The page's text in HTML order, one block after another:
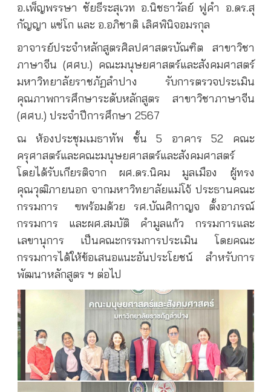
อ.เพ็ญพรรษา ชัยธีระสุเวท อ.นิชธาวัลย์ ฟูคำ อ.ดร.สุ
กัญญา แซ่โก และ อ.อภิชาติ เลิศพินิจอมรกุล
อาจารย์ประจำหลักสูตรศิลปศาสตรบัณฑิต สาขาวิชา
ภาษาจีน (ศศบ.) คณะมนุษยศาสตร์และสังคมศาสตร์
มหาวิทยาลัยราชภัฏลำปาง รับการตรวจประเมิน
คุณภาพการศึกษาระดับหลักสูตร สาขาวิชาภาษาจีน
(ศศบ.) ประจำปีการศึกษา 2567
ณ ห้องประชุมเมธาทัพ ชั้น 5 อาคาร 52 คณะ
ครุศาสตร์และคณะมนุษยศาสตร์และสังคมศาสตร์
โดยได้รับเกียรติจาก ผศ.ดร.นิคม มูลเมือง ผู้ทรง
คุณวุฒิภายนอก จากมหาวิทยาลัยแม่โจ้ ประธานคณะ
กรรมการ
ฃพร้อมด้วย รศ.บัณศิกาญจ ตั้งอาภรณ์
กรรมการ และผศ.สมบัติ คำมูลแก้ว กรรมการและ
เลขานุการ เป็นคณะกรรมการประเมิน โดยคณะ
กรรมการได้ให้ข้อเสนอแนะอันประโยชน์ สำหรับการ
พัฒนาหลักสูตร ฯ ต่อไป